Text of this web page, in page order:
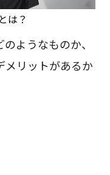
は？
ようなものか、
メリットがあるか